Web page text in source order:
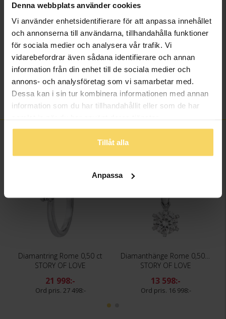
Denna webbplats använder cookies
Vi använder enhetsidentifierare för att anpassa innehållet
och annonserna till användarna, tillhandahålla funktioner
för sociala medier och analysera vår trafik. Vi
vidarebefordrar även sådana identifierare och annan
information från din enhet till de sociala medier och
annons- och analysföretag som vi samarbetar med.
Dessa kan i sin tur kombinera informationen med annan
information som du har tillhandahållit eller som de har
Tillåt alla
Anpassa
Sten/Pärla
Diamant
Antal diamanter
2
Diamantslipning
Briljant
Diamantfärg
Wesselton (H)
Diamantklarhet
SI
Vikt ca (gram)
1,10
Solitärstil
6-prong brilliant
Total carat
0,60
FINNS OCKSÅ SOM
Diamantring Rome 0,50 ct
STORY OF LOVE
21 998:-
27 498:-
Diamanthänge Rome 0,50 ct
STORY OF LOVE
13 598:-
16 998:-